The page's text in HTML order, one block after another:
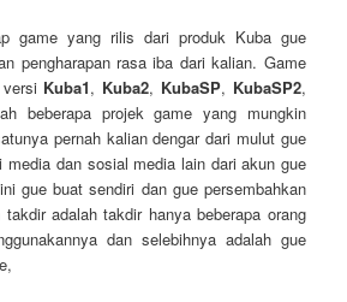
game yang rilis dari produk Kuba gue
pengharapan rasa iba dari kalian. Game
Kuba1, Kuba2, KubaSP, KubaSP2,
beberapa projek game yang mungkin
pernah kalian dengar dari mulut gue
media dan sosial media lain dari akun gue
gue buat sendiri dan gue persembahkan
adalah takdir hanya beberapa orang
dan selebihnya adalah gue